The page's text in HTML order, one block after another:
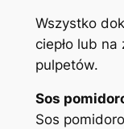
Wszystko
ciepło lub
pulpetów.
Sos
Sos